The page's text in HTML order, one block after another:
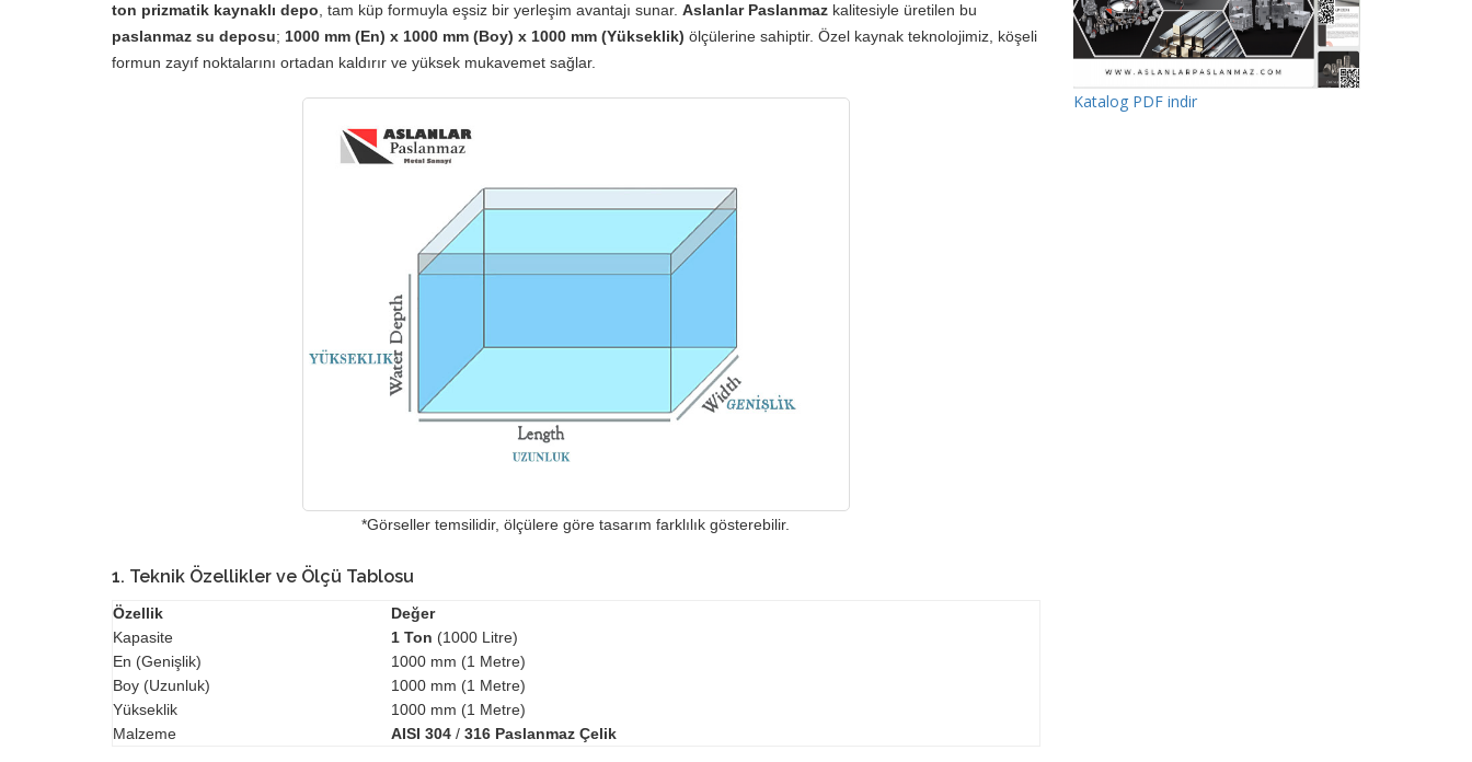
ton prizmatik kaynaklı depo, tam küp formuyla eşsiz bir yerleşim avantajı sunar. Aslanlar Paslanmaz kalitesiyle üretilen bu
paslanmaz su deposu; 1000 mm (En) x 1000 mm (Boy) x 1000 mm (Yükseklik) ölçülerine sahiptir. Özel kaynak teknolojimiz, köşeli
formun zayıf noktalarını ortadan kaldırır ve yüksek mukavemet sağlar.
*Görseller temsilidir, ölçülere göre tasarım farklılık gösterebilir.
1. Teknik Özellikler ve Ölçü Tablosu
Özellik
Değer
Kapasite
1 Ton (1000 Litre)
En (Genişlik)
1000 mm (1 Metre)
Boy (Uzunluk)
1000 mm (1 Metre)
Yükseklik
1000 mm (1 Metre)
Malzeme
AISI 304 / 316 Paslanmaz Çelik
Katalog PDF indir